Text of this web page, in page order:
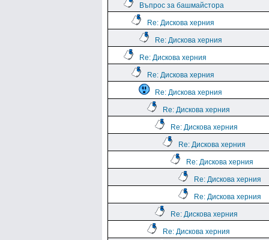
Въпрос за башмайстора
Re: Дискова херния
Re: Дискова херния
Re: Дискова херния
Re: Дискова херния
Re: Дискова херния
Re: Дискова херния
Re: Дискова херния
Re: Дискова херния
Re: Дискова херния
Re: Дискова херния
Re: Дискова херния
Re: Дискова херния
Re: Дискова херния